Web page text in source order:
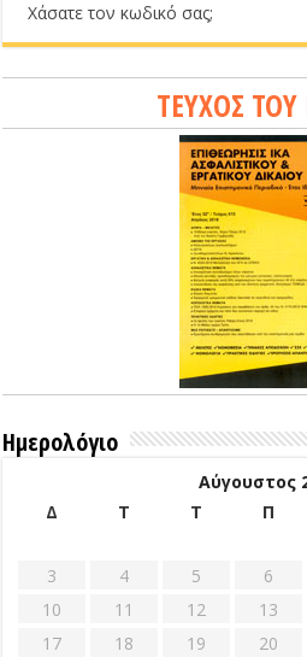
Χάσατε τον κωδικό σας;
ΤΕΥΧΟΣ
Ημερολόγιο
Αύγουστος
Δ
Τ Τ Π
3
4 5 6
10
11 12 13
17
18 19 20